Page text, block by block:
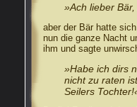
»Ach lieber
aber der Bär hatte
nun die ganze Nacht
ihm und sagte
»Habe ich dirs
nicht zu raten
Seilers